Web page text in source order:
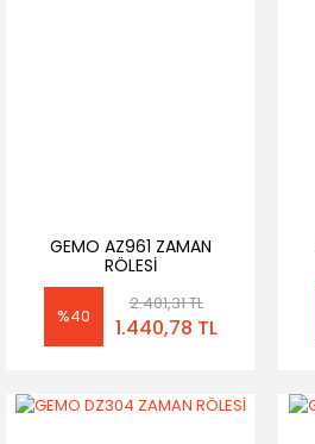
GEMO AZ961 ZAMAN
RÖLESİ
%40
2.401,31 TL
1.440,78 TL